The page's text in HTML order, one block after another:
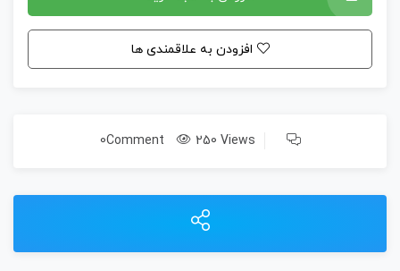
افزودن به علاقمندی ها
0Comment 250 Views